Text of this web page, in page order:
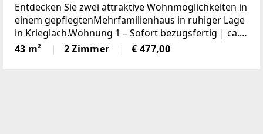
Entdecken Sie zwei attraktive Wohnmöglichkeiten in
einem gepflegtenMehrfamilienhaus in ruhiger Lage
in Krieglach.Wohnung 1 – Sofort bezugsfertig | ca.
480 € BruttoFrisch und wie neu: Diese 43 m² große
Wohnung wurde komplett saniert. NeueKüche,
43 m² 2 Zimmer € 477,00